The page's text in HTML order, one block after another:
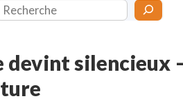
devint silencieux